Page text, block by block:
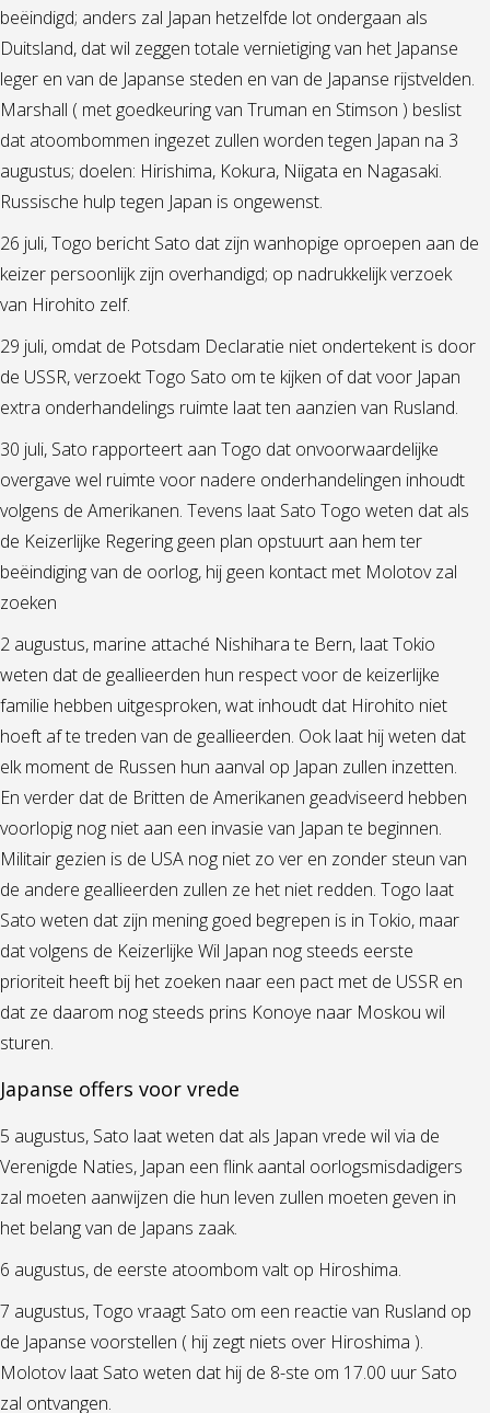
beëindigd; anders zal Japan hetzelfde lot ondergaan als
Duitsland, dat wil zeggen totale vernietiging van het Japanse
leger en van de Japanse steden en van de Japanse rijstvelden.
Marshall ( met goedkeuring van Truman en Stimson ) beslist
dat atoombommen ingezet zullen worden tegen Japan na 3
augustus; doelen: Hirishima, Kokura, Niigata en Nagasaki.
Russische hulp tegen Japan is ongewenst.
26 juli, Togo bericht Sato dat zijn wanhopige oproepen aan de
keizer persoonlijk zijn overhandigd; op nadrukkelijk verzoek
van Hirohito zelf.
29 juli, omdat de Potsdam Declaratie niet ondertekent is door
de USSR, verzoekt Togo Sato om te kijken of dat voor Japan
extra onderhandelings ruimte laat ten aanzien van Rusland.
30 juli, Sato rapporteert aan Togo dat onvoorwaardelijke
overgave wel ruimte voor nadere onderhandelingen inhoudt
volgens de Amerikanen. Tevens laat Sato Togo weten dat als
de Keizerlijke Regering geen plan opstuurt aan hem ter
beëindiging van de oorlog, hij geen kontact met Molotov zal
zoeken
2 augustus, marine attaché Nishihara te Bern, laat Tokio
weten dat de geallieerden hun respect voor de keizerlijke
familie hebben uitgesproken, wat inhoudt dat Hirohito niet
hoeft af te treden van de geallieerden. Ook laat hij weten dat
elk moment de Russen hun aanval op Japan zullen inzetten.
En verder dat de Britten de Amerikanen geadviseerd hebben
voorlopig nog niet aan een invasie van Japan te beginnen.
Militair gezien is de USA nog niet zo ver en zonder steun van
de andere geallieerden zullen ze het niet redden. Togo laat
Sato weten dat zijn mening goed begrepen is in Tokio, maar
dat volgens de Keizerlijke Wil Japan nog steeds eerste
prioriteit heeft bij het zoeken naar een pact met de USSR en
dat ze daarom nog steeds prins Konoye naar Moskou wil
sturen.
Japanse offers voor vrede
5 augustus, Sato laat weten dat als Japan vrede wil via de
Verenigde Naties, Japan een flink aantal oorlogsmisdadigers
zal moeten aanwijzen die hun leven zullen moeten geven in
het belang van de Japans zaak.
6 augustus, de eerste atoombom valt op Hiroshima.
7 augustus, Togo vraagt Sato om een reactie van Rusland op
de Japanse voorstellen ( hij zegt niets over Hiroshima ).
Molotov laat Sato weten dat hij de 8-ste om 17.00 uur Sato
zal ontvangen.